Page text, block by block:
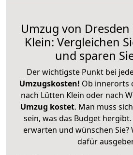
Umzug von
Klein: Vergleichen
und sparen
Der wichtigste Punkt bei
Umzugskosten! Ob innerorts
nach Lütten Klein oder nach
Umzug kostet. Man muss
sein, was das Budget
erwarten und wünschen Sie?
dafür